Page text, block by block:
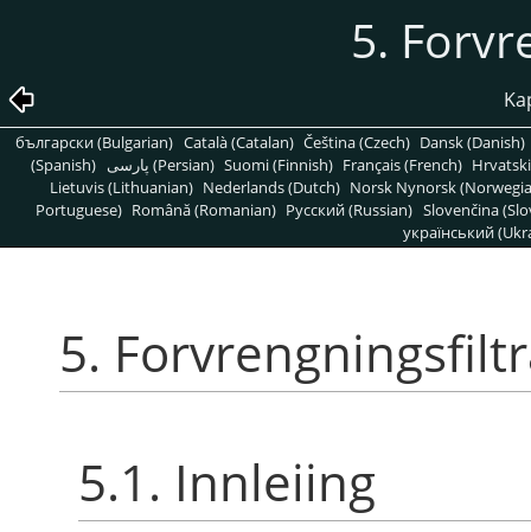
5.
български (Bulgarian) Català (Catalan) Čeština (Czech) Dansk (Danish)
(Spanish)
پارسی (Persian) Suomi (Finnish) Français (French)
Lietuvis (Lithuanian) Nederlands (Dutch) Norsk Nynorsk
Portuguese) Română (Romanian) Pусский (Russian) Slovenčina
український
5.
5.1. Innleiing